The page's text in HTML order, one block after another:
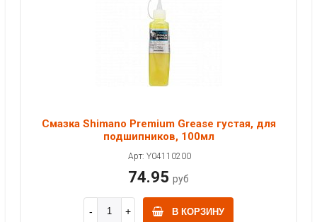
Смазка Shimano Premium Grease густая, для
подшипников, 100мл
Арт: Y04110200
74.95 руб
В КОРЗИНУ